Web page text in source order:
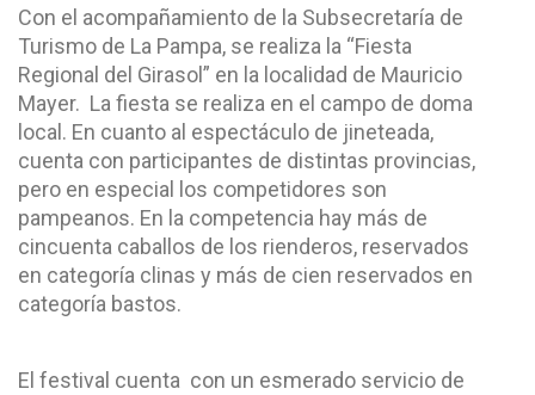
Con el acompañamiento de la Subsecretaría de
Turismo de La Pampa, se realiza la “Fiesta
Regional del Girasol” en la localidad de Mauricio
Mayer. La fiesta se realiza en el campo de doma
local. En cuanto al espectáculo de jineteada,
cuenta con participantes de distintas provincias,
pero en especial los competidores son
pampeanos. En la competencia hay más de
cincuenta caballos de los rienderos, reservados
en categoría clinas y más de cien reservados en
categoría bastos.
El festival cuenta con un esmerado servicio de